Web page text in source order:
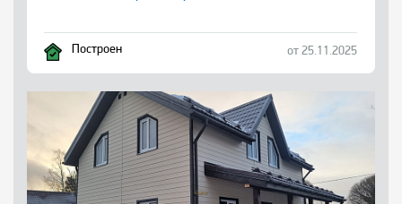
Построен от 25.11.2025